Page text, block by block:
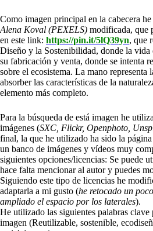
Como imagen principal en la cabecera
Alena Koval (PEXELS) modificada, que
en este link: https://pin.it/5lQ39yn, que
Diseño y la Sostenibilidad, donde la vida
su fabricación y venta, donde se intenta
sobre el ecosistema. La mano representa
absorber las características de la
elemento más completo.
Para la búsqueda de está imagen he
imágenes (SXC, Flickr, Openphoto,
final, la que he utilizado ha sido la
un banco de imágenes y vídeos muy
siguientes opciones/licencias: Se puede
hace falta mencionar al autor y puedes
Siguiendo este tipo de licencias he
adaptarla a mi gusto (he retocado un
ampliado el espacio por los laterales).
He utilizado las siguientes palabras clave
imagen (Reutilizable, sostenible,